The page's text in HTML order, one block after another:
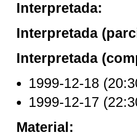
Interpretada:
Interpretada
Interpretada
1999-12-18
1999-12-17
Material: